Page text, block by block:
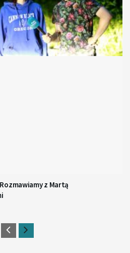
z Martą